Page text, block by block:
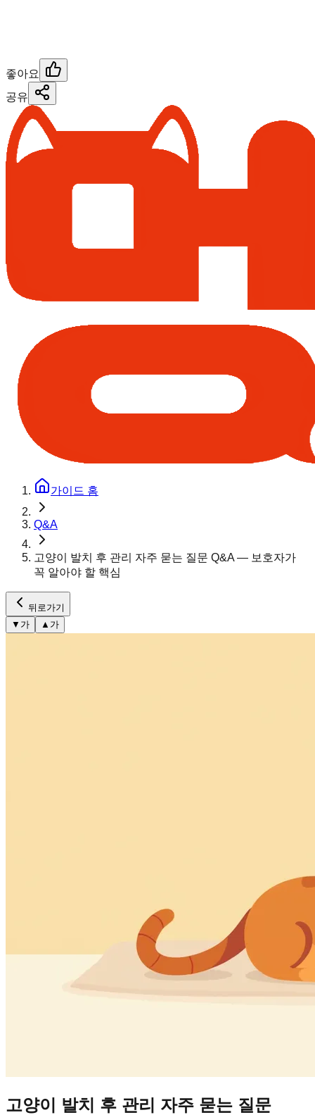
좋아요
공유
가이드 홈
Q&A
고양이 발치 후 관리 자주 묻는 질문 Q&A — 보호자가
꼭 알아야 할 핵심
뒤로가기
▼ 가 ▲ 가
고양이 발치 후 관리 자주 묻는 질문